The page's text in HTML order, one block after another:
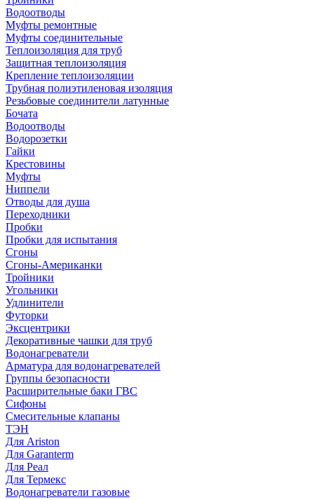
Водоотводы
Муфты ремонтные
Муфты соединительные
Теплоизоляция для труб
Защитная теплоизоляция
Крепление теплоизоляции
Трубная полиэтиленовая изоляция
Резьбовые соединители латунные
Бочата
Водоотводы
Водорозетки
Гайки
Крестовины
Муфты
Ниппели
Отводы для душа
Переходники
Пробки
Пробки для испытания
Сгоны
Сгоны-Американки
Тройники
Угольники
Удлинители
Футорки
Эксцентрики
Декоративные чашки для труб
Водонагреватели
Арматура для водонагревателей
Группы безопасности
Расширительные баки ГВС
Сифоны
Смесительные клапаны
ТЭН
Для Ariston
Для Garanterm
Для Реал
Для Термекс
Водонагреватели газовые